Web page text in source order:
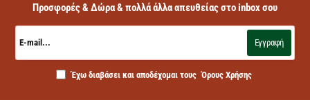
Προσφορές & Δώρα & πολλά άλλα απευθείας στο inbox σου
E-
mail...
Εγγραφή
Έχω διαβάσει και αποδέχομαι τους Όρους Χρήσης